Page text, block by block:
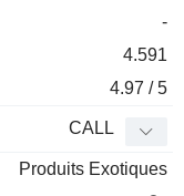
-
4.591
4.97 / 5
CALL
Produits Exotiques